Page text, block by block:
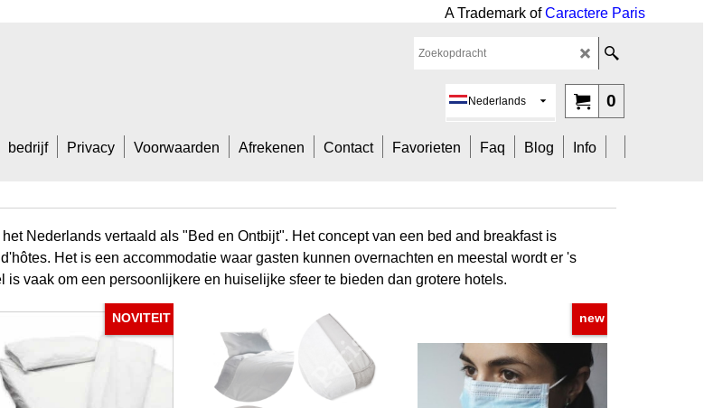
Trademark ofCaractere Paris
0
Nederlands
bedrijf Privacy Voorwaarden Afrekenen Contact Favorieten Faq Blog Info
Nederlands vertaald als "Bed en Ontbijt". Het concept van een bed and breakfast is
Het is een accommodatie waar gasten kunnen overnachten en meestal wordt er 's
is vaak om een persoonlijkere en huiselijke sfeer te bieden dan grotere hotels.
NOVITEIT new